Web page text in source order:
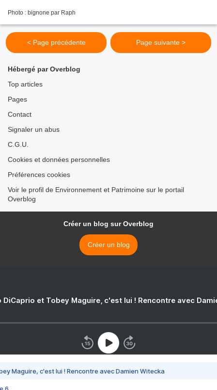
Photo : bignone par Raph
< Page précédente Page suivante >
Hébergé par Overblog
Top articles
Pages
Contact
Signaler un abus
C.G.U.
Cookies et données personnelles
Préférences cookies
Voir le profil de Environnement et Patrimoine sur le portail
Overblog
Créer un blog sur Overblog
Créer un blog
DiCaprio et Tobey Maguire, c'est lui ! Rencontre avec
Maguire, c'est lui ! Rencontre avec Damien Witecka